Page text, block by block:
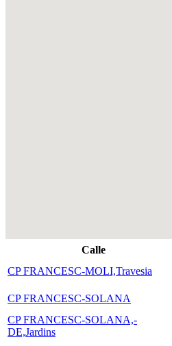
Calle
CP FRANCESC-MOLI,Travesia
CP FRANCESC-SOLANA
CP FRANCESC-SOLANA,-
DE,Jardins